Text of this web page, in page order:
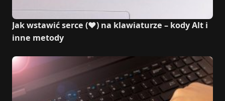
Jak wstawić serce (♥) na klawiaturze – kody Alt i
inne metody